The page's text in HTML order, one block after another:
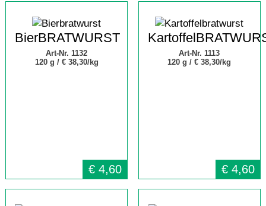
BierBRATWURST
Art-Nr. 1132
120 g / € 38,30/kg
€ 4,60
Art-Nr. 1113
120 g /€ 38,30/kg
€ 4,60